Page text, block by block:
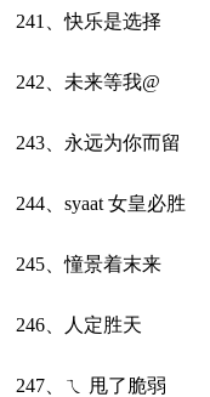
241、快乐是选择
242、未来等我@
243、永远为你而留
244、syaat 女皇必胜
245、憧景着末来
246、人定胜天
247、ㄟ 甩了脆弱